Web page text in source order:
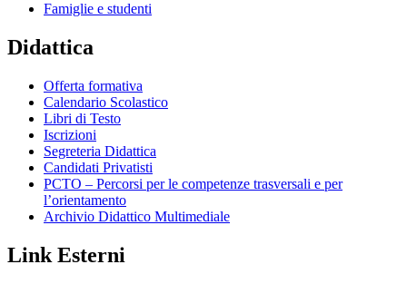
Famiglie e studenti
Didattica
Offerta formativa
Calendario Scolastico
Libri di Testo
Iscrizioni
Segreteria Didattica
Candidati Privatisti
PCTO – Percorsi per le competenze trasversali e per
l’orientamento
Archivio Didattico Multimediale
Link Esterni